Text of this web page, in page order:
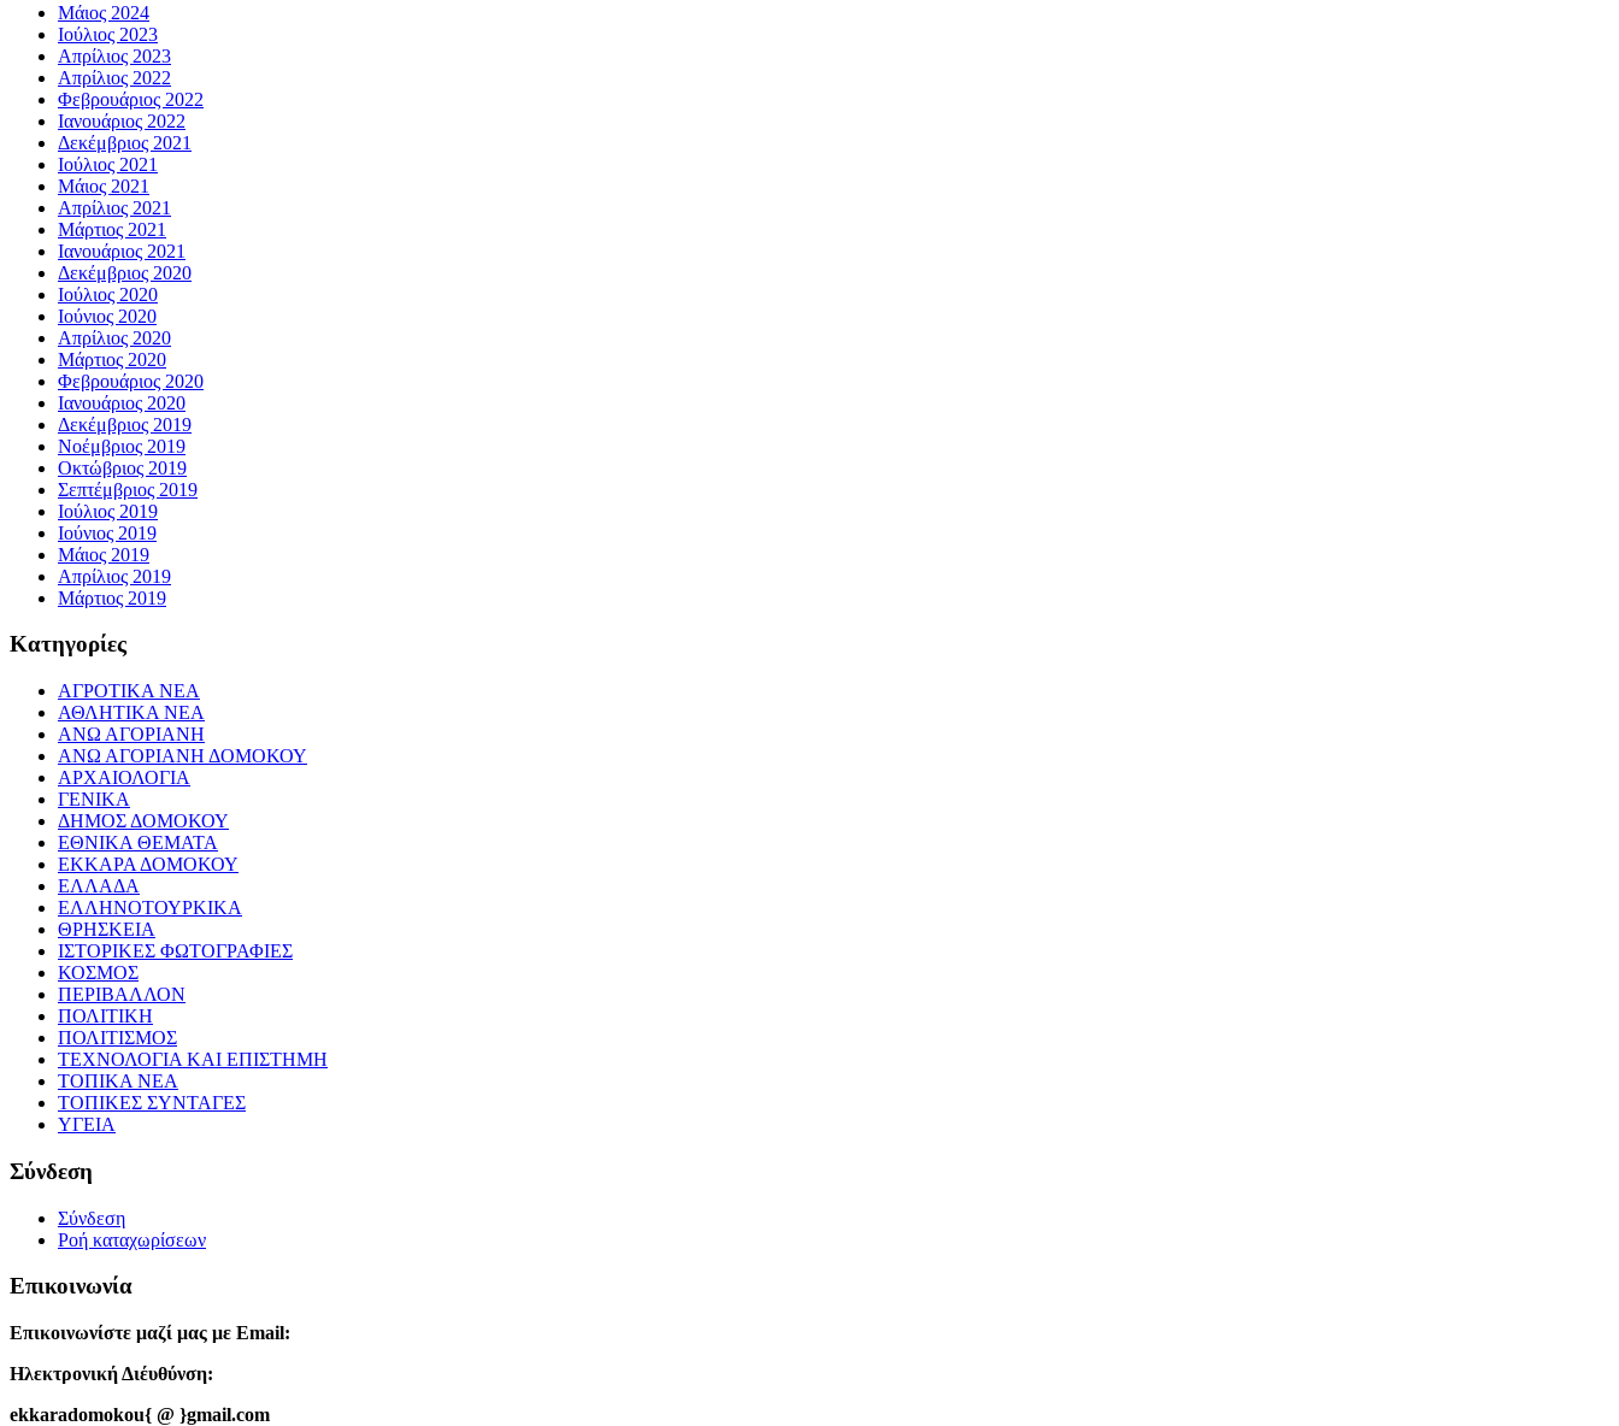
Μάιος 2024
Ιούλιος 2023
Απρίλιος 2023
Απρίλιος 2022
Φεβρουάριος 2022
Ιανουάριος 2022
Δεκέμβριος 2021
Ιούλιος 2021
Μάιος 2021
Απρίλιος 2021
Μάρτιος 2021
Ιανουάριος 2021
Δεκέμβριος 2020
Ιούλιος 2020
Ιούνιος 2020
Απρίλιος 2020
Μάρτιος 2020
Φεβρουάριος 2020
Ιανουάριος 2020
Δεκέμβριος 2019
Νοέμβριος 2019
Οκτώβριος 2019
Σεπτέμβριος 2019
Ιούλιος 2019
Ιούνιος 2019
Μάιος 2019
Απρίλιος 2019
Μάρτιος 2019
Kατηγορίες
ΑΓΡΟΤΙΚΑ ΝΕΑ
ΑΘΛΗΤΙΚΑ ΝΕΑ
ΑΝΩ ΑΓΟΡΙΑΝΗ
ΑΝΩ ΑΓΟΡΙΑΝΗ ΔΟΜΟΚΟΥ
ΑΡΧΑΙΟΛΟΓΙΑ
ΓΕΝΙΚΑ
ΔΗΜΟΣ ΔΟΜΟΚΟΥ
ΕΘΝΙΚΑ ΘΕΜΑΤΑ
ΕΚΚΑΡΑ ΔΟΜΟΚΟΥ
ΕΛΛΑΔΑ
ΕΛΛΗΝΟΤΟΥΡΚΙΚΑ
ΘΡΗΣΚΕΙΑ
ΙΣΤΟΡΙΚΕΣ ΦΩΤΟΓΡΑΦΙΕΣ
ΚΟΣΜΟΣ
ΠΕΡΙΒΑΛΛΟΝ
ΠΟΛΙΤΙΚΗ
ΠΟΛΙΤΙΣΜΟΣ
ΤΕΧΝΟΛΟΓΙΑ ΚΑΙ ΕΠΙΣΤΗΜΗ
ΤΟΠΙΚΑ ΝΕΑ
ΤΟΠΙΚΕΣ ΣΥΝΤΑΓΕΣ
ΥΓΕΙΑ
Σύνδεση
Σύνδεση
Ροή καταχωρίσεων
Επικοινωνία
Επικοινωνίστε μαζί μας με Email:
Ηλεκτρονική Διέυθύνση:
ekkaradomokou{ @ }gmail.com